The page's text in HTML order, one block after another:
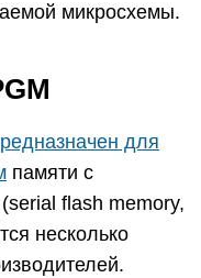
микросхемы.
для
памяти с
flash memory,
несколько